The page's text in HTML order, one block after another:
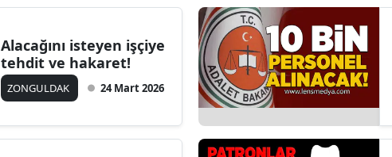
Alacağını isteyen işçiye
tehdit ve hakaret!
ZONGULDAK 24 Mart 2026